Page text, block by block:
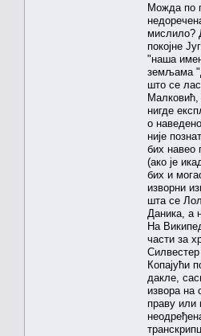
Можда по
мислило?
покојне
"наша
земљама
што се
нигде
о
није
бих навео
(ако је
бих и
изворни
шта се
Даника, а
На
части за
Копајући
дакле,
извора на
праву или